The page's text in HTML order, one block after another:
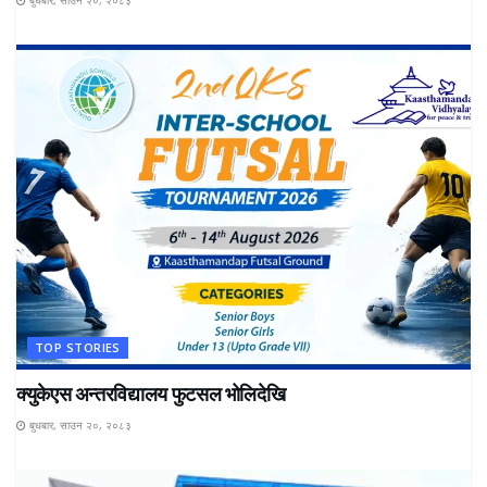
TOP STORIES
क्युकेएस अन्तरविद्यालय फुटसल भोलिदेखि
बुधबार, साउन २०, २०८३